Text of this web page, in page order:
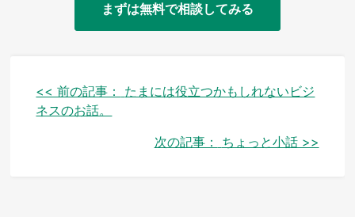
まずは無料で相談してみる
投
稿
<< 前の記事：
たまには役立つかもしれないビジ
ネスのお話。
次の記事：
ちょっと小話 >>